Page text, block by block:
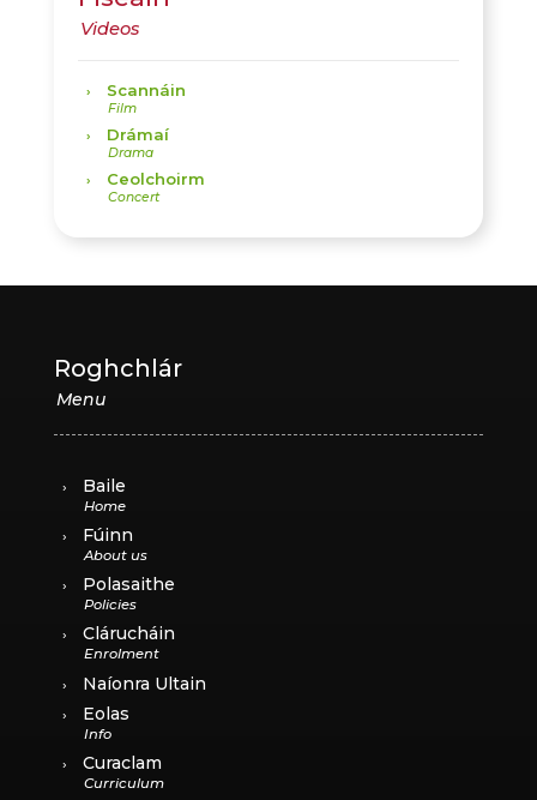
Scannáin
Drámaí
Ceolchoirm
Roghchlár
Baile
Fúinn
Polasaithe
Clárucháin
Naíonra Ultain
Eolas
Curaclam